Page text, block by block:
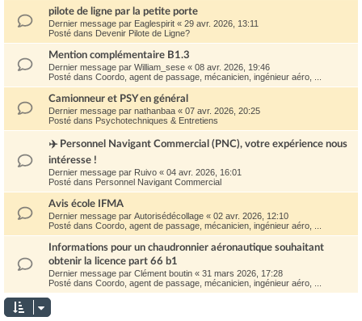
pilote de ligne par la petite porte
Dernier message par Eaglespirit « 29 avr. 2026, 13:11
Posté dans Devenir Pilote de Ligne?
Mention complémentaire B1.3
Dernier message par William_sese « 08 avr. 2026, 19:46
Posté dans Coordo, agent de passage, mécanicien, ingénieur aéro, ...
Camionneur et PSY en général
Dernier message par nathanbaa « 07 avr. 2026, 20:25
Posté dans Psychotechniques & Entretiens
✈️ Personnel Navigant Commercial (PNC), votre expérience nous
intéresse !
Dernier message par Ruivo « 04 avr. 2026, 16:01
Posté dans Personnel Navigant Commercial
Avis école IFMA
Dernier message par Autorisédécollage « 02 avr. 2026, 12:10
Posté dans Coordo, agent de passage, mécanicien, ingénieur aéro, ...
Informations pour un chaudronnier aéronautique souhaitant
obtenir la licence part 66 b1
Dernier message par Clément boutin « 31 mars 2026, 17:28
Posté dans Coordo, agent de passage, mécanicien, ingénieur aéro, ...